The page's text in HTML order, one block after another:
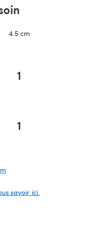
4.5 cm
1
1
savoir ici.